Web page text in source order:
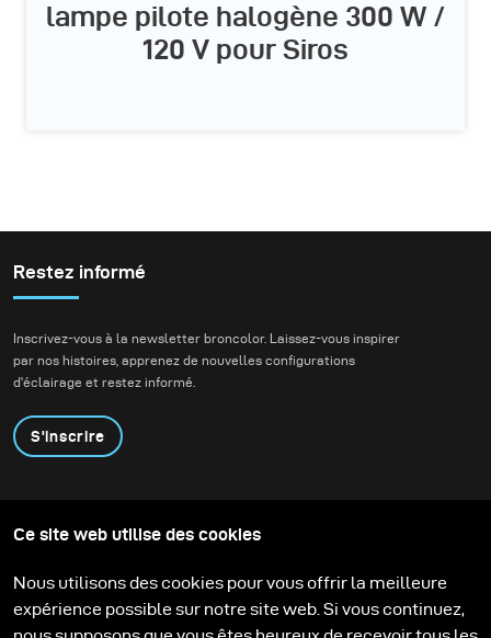
lampe pilote halogène 300 W /
120 V pour Siros
Restez informé
Inscrivez-vous à la newsletter broncolor. Laissez-vous inspirer
par nos histoires, apprenez de nouvelles configurations
d'éclairage et restez informé.
S'inscrire
Contactez-nous
Technologies
Support
Carrière
Media Center
Ce site web utilise des cookies
Nous utilisons des cookies pour vous offrir la meilleure
expérience possible sur notre site web. Si vous continuez,